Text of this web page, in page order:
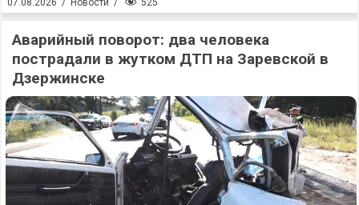
07.08.2026 / Новости / 525
Аварийный поворот: два человека
пострадали в жутком ДТП на Заревской в
Дзержинске